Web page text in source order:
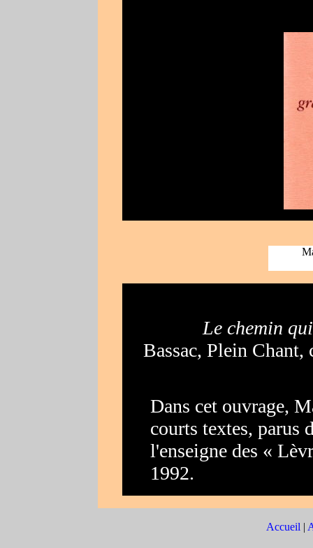
Le chemin
Bassac, Plein Chant,
Dans cet ouvrage,
courts textes, parus
l'enseigne des «
1992.
Accueil |